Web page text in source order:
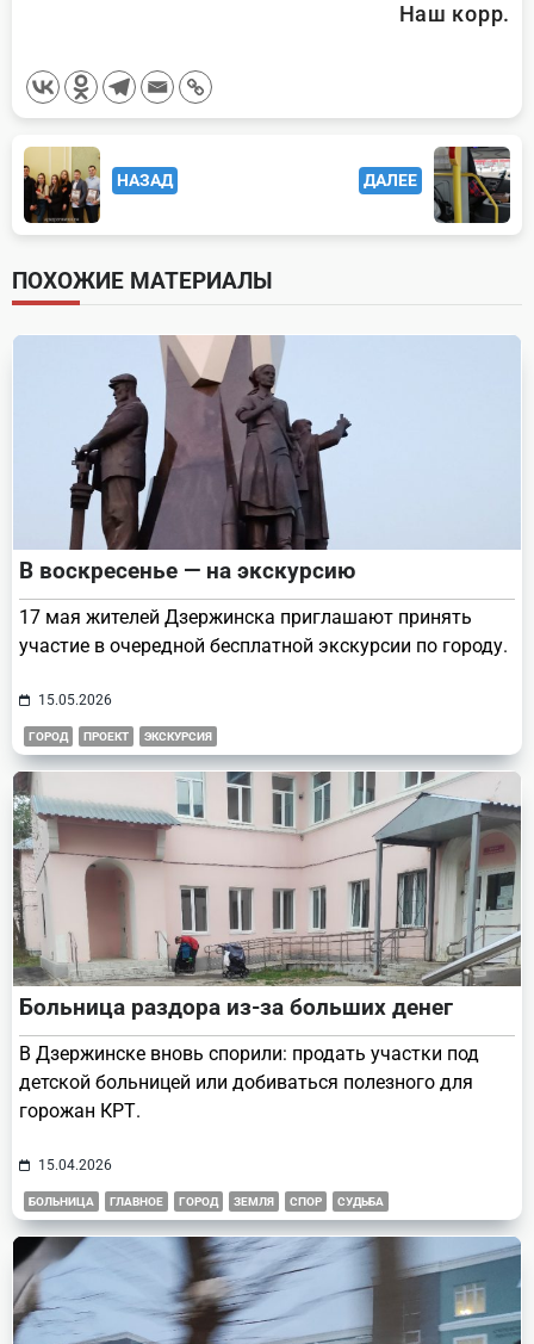
Наш корр.
<span
class="nav-
subtitle
screen-
reader-
text">Page</span>
НАЗАД ДАЛЕЕ
ПОХОЖИЕ МАТЕРИАЛЫ
В воскресенье — на экскурсию
17 мая жителей Дзержинска приглашают принять
участие в очередной бесплатной экскурсии по городу.
15.05.2026
ГОРОД ПРОЕКТ ЭКСКУРСИЯ
Больница раздора из-за больших денег
В Дзержинске вновь спорили: продать участки под
детской больницей или добиваться полезного для
горожан КРТ.
15.04.2026
БОЛЬНИЦА ГЛАВНОЕ ГОРОД ЗЕМЛЯ СПОР СУДЬБА